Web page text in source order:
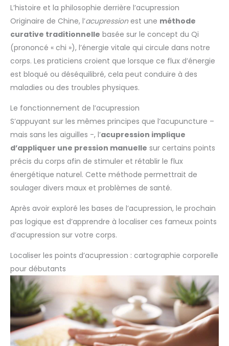
L’histoire et la philosophie derrière l’acupression
Originaire de Chine, l’acupressionest une méthode
curative traditionnelle basée sur le concept du Qi
(prononcé « chi »), l’énergie vitale qui circule dans notre
corps. Les praticiens croient que lorsque ce flux d’énergie
est bloqué ou déséquilibré, cela peut conduire à des
maladies ou des troubles physiques.
Le fonctionnement de l’acupression
S’appuyant sur les mêmes principes que l’acupuncture –
mais sans les aiguilles -, l’acupression implique
d’appliquer une pression manuelle sur certains points
précis du corps afin de stimuler et rétablir le flux
énergétique naturel. Cette méthode permettrait de
soulager divers maux et problèmes de santé.
Après avoir exploré les bases de l’acupression, le prochain
pas logique est d’apprendre à localiser ces fameux points
d’acupression sur votre corps.
Localiser les points d’acupression : cartographie corporelle
pour débutants